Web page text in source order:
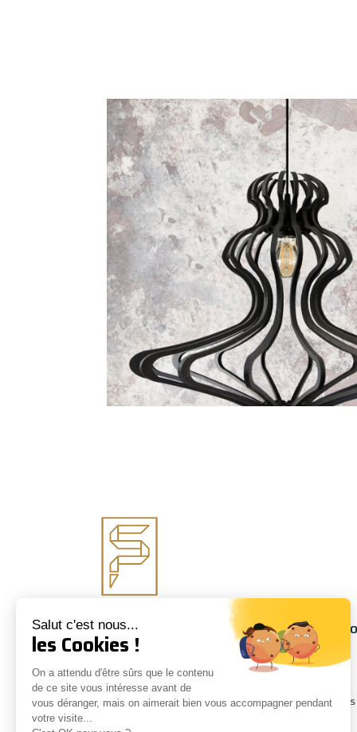
Salut c'est nous...
les Cookies !
On a attendu d'être sûrs que le contenu
de ce site vous intéresse avant de
vous déranger, mais on aimerait bien vous accompagner pendant
votre visite...
Suivez-nous
À propos
Nos marques